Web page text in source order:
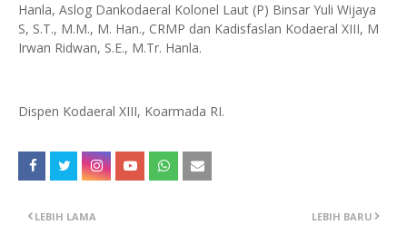
Hanla, Aslog Dankodaeral Kolonel Laut (P) Binsar Yuli Wijaya
S, S.T., M.M., M. Han., CRMP dan Kadisfaslan Kodaeral XIII, M
Irwan Ridwan, S.E., M.Tr. Hanla.
Dispen Kodaeral XIII, Koarmada RI.
LEBIH BARU
LEBIH LAMA